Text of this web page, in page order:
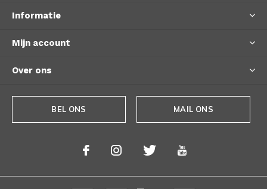
Informatie
Mijn account
Over ons
BEL ONS MAIL ONS